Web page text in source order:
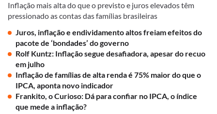
Inflação mais alta do que o previsto e juros elevados têm
pressionado as contas das famílias brasileiras
Juros, inflação e endividamento altos freiam efeitos do
pacote de ‘bondades’ do governo
Rolf Kuntz: Inflação segue desafiadora, apesar do recuo
em julho
Inflação de famílias de alta renda é 75% maior do que o
IPCA, aponta novo indicador
Frankito, o Curioso: Dá para confiar no IPCA, o índice
que mede a inflação?